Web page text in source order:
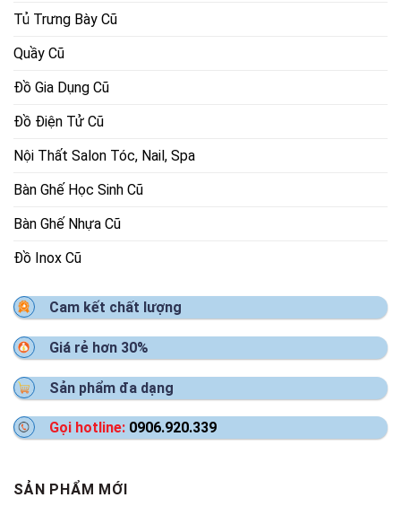
Tủ Trưng Bày Cũ
Quầy Cũ
Đồ Gia Dụng Cũ
Đồ Điện Tử Cũ
Nội Thất Salon Tóc, Nail, Spa
Bàn Ghế Học Sinh Cũ
Bàn Ghế Nhựa Cũ
Đồ Inox Cũ
Cam kết chất lượng
Giá rẻ hơn 30%
Sản phẩm đa dạng
Gọi hotline: 0906.920.339
SẢN PHẨM MỚI